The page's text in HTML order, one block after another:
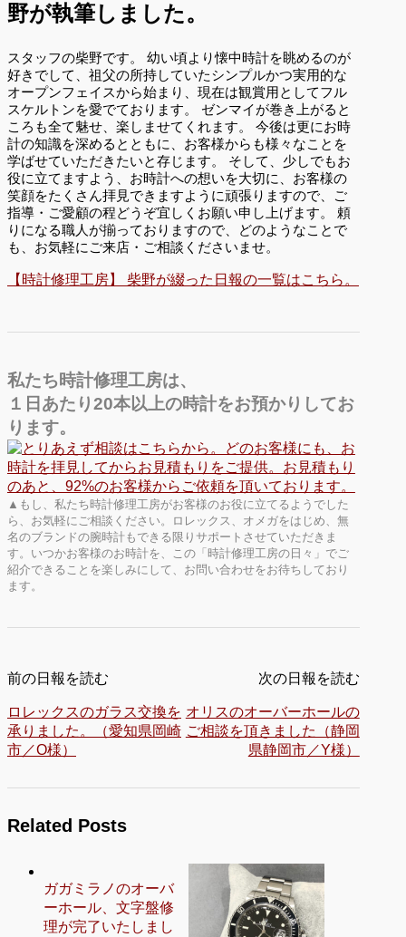
野が執筆しました。
スタッフの柴野です。 幼い頃より懐中時計を眺めるのが
好きでして、祖父の所持していたシンプルかつ実用的な
オープンフェイスから始まり、現在は観賞用としてフル
スケルトンを愛でております。 ゼンマイが巻き上がると
ころも全て魅せ、楽しませてくれます。 今後は更にお時
計の知識を深めるとともに、お客様からも様々なことを
学ばせていただきたいと存じます。 そして、少しでもお
役に立てますよう、お時計への想いを大切に、お客様の
笑顔をたくさん拝見できますように頑張りますので、ご
指導・ご愛顧の程どうぞ宜しくお願い申し上げます。 頼
りになる職人が揃っておりますので、どのようなことで
も、お気軽にご来店・ご相談くださいませ。
【時計修理工房】 柴野が綴った日報の一覧はこちら。
私たち時計修理工房は、
１日あたり20本以上の時計をお預かりしてお
ります。
▲もし、私たち時計修理工房がお客様のお役に立てるようでした
ら、お気軽にご相談ください。ロレックス、オメガをはじめ、無
名のブランドの腕時計もできる限りサポートさせていただきま
す。いつかお客様のお時計を、この「時計修理工房の日々」でご
紹介できることを楽しみにして、お問い合わせをお待ちしており
ます。
前の日報を読む
ロレックスのガラス交換を
承りました。（愛知県岡崎
市／O様）
次の日報を読む
オリスのオーバーホールの
ご相談を頂きました（静岡
県静岡市／Y様）
Related Posts
ガガミラノのオーバ
ーホール、文字盤修
理が完了いたしまし